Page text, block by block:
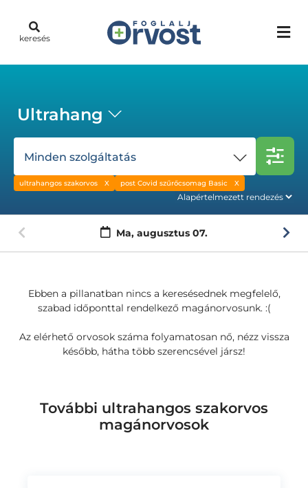
keresés
Ultrahang
Minden szolgáltatás
ultrahangos szakorvos post Covid szűrőcsomag Basic
Ma, augusztus 07.
Ebben a pillanatban nincs a keresésednek megfelelő,
szabad időponttal rendelkező magánorvosunk. :(
Az elérhető orvosok száma folyamatosan nő, nézz vissza
később, hátha több szerencsével jársz!
További ultrahangos szakorvos
magánorvosok